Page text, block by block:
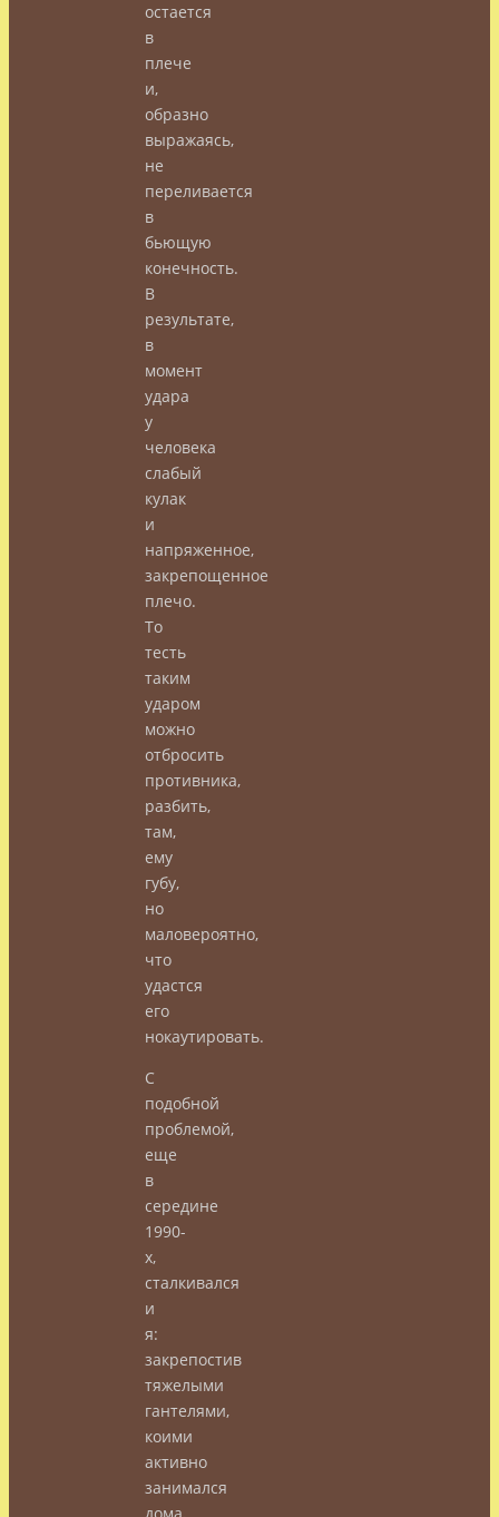
остается
в
плече
и,
образно
выражаясь,
не
переливается
в
бьющую
конечность.
В
результате,
в
момент
удара
у
человека
слабый
кулак
и
напряженное,
закрепощенное
плечо.
То
тесть
таким
ударом
можно
отбросить
противника,
разбить,
там,
ему
губу,
но
маловероятно,
что
удастся
его
нокаутировать.
С
подобной
проблемой,
еще
в
середине
1990-
х,
сталкивался
и
я:
закрепостив
тяжелыми
гантелями,
коими
активно
занимался